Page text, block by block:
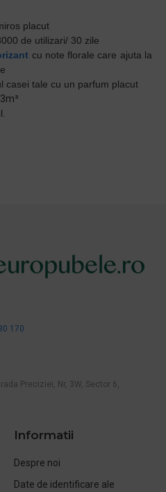
placut
de utilizari/ 30 zile
cu note florale care ajuta la
casei tale cu un parfum placut
170
Preciziei, Nr, 3W, Sector 6,
Informatii
Despre noi
Date de identificare ale